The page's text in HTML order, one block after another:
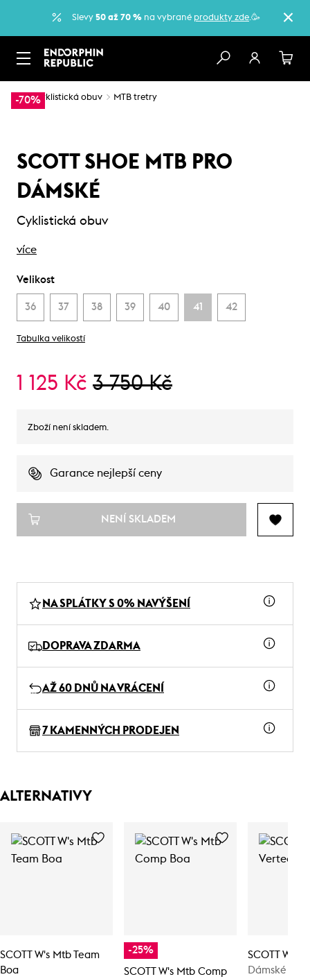
Slevy 50 až 70 % na vybrané produkty zde.🥳
-70%
… Cyklistická obuv MTB tretry
SCOTT SHOE MTB PRO
DÁMSKÉ
Cyklistická obuv
více
Velikost
36 37 38 39 40 41 42
Tabulka velikostí
1 125 Kč 3 750 Kč
Zboží není skladem.
Garance nejlepší ceny
NENÍ SKLADEM
NA SPLÁTKY S 0% NAVÝŠENÍ
DOPRAVA ZDARMA
AŽ 60 DNŮ NA VRÁCENÍ
7 KAMENNÝCH PRODEJEN
ALTERNATIVY
SCOTT W's Mtb Team
Boa
-25%
SCOTT W's Mtb Comp
SCOTT W's
Dámské